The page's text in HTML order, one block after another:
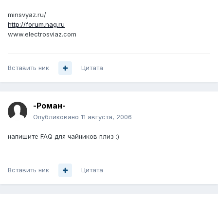
minsvyaz.ru/
http://forum.nag.ru
www.electrosviaz.com
Вставить ник Цитата
-Роман-
Опубликовано 11 августа, 2006
напишите FAQ для чайников плиз :)
Вставить ник Цитата